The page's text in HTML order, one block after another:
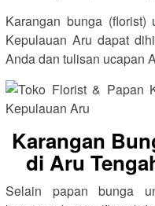
Karangan bunga
Kepulauan Aru dapat
Anda dan tulisan ucapan
Karangan
di Aru
Selain papan bunga